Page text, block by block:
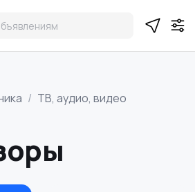
ТВ, аудио, видео